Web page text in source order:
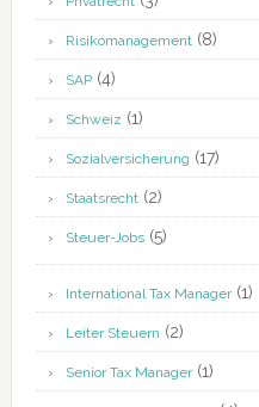
Risikomanagement(8)
SAP(4)
Schweiz (1)
Sozialversicherung (17)
Staatsrecht(2)
Steuer-Jobs(5)
International Tax Manager(1)
Leiter Steuern (2)
Senior Tax Manager(1)